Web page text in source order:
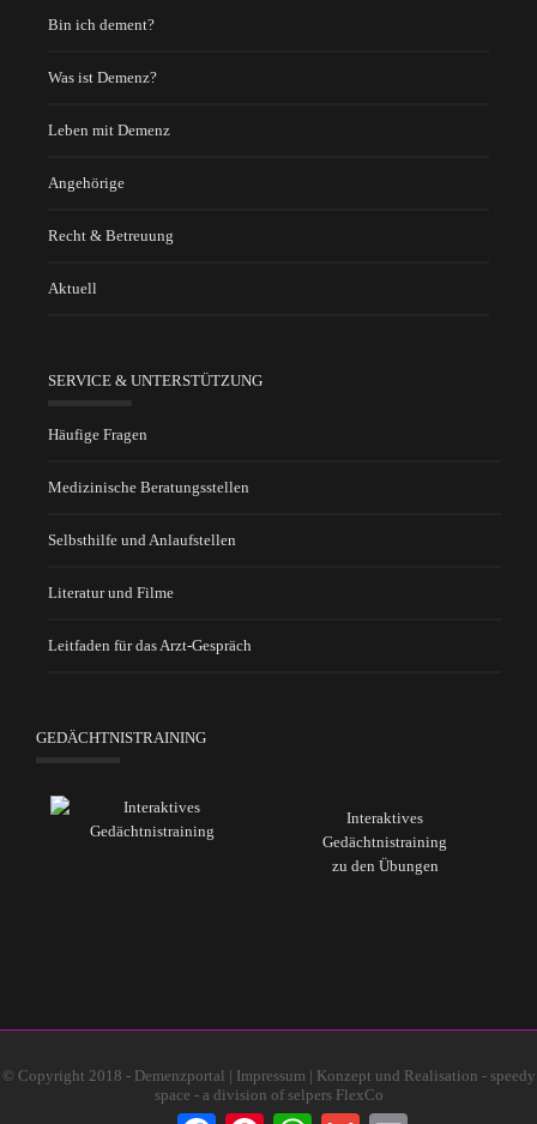
Bin ich dement?
Was ist Demenz?
Leben mit Demenz
Angehörige
Recht & Betreuung
Aktuell
SERVICE & UNTERSTÜTZUNG
Häufige Fragen
Medizinische Beratungsstellen
Selbsthilfe und Anlaufstellen
Literatur und Filme
Leitfaden für das Arzt-Gespräch
GEDÄCHTNISTRAINING
Interaktives
Gedächtnistraining
zu den Übungen
© Copyright 2018 - Demenzportal | Impressum| Konzept und Realisation - speedy
space - a division of selpers FlexCo